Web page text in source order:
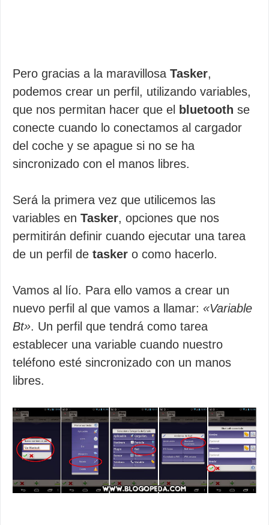
Pero gracias a la maravillosa Tasker,
podemos crear un perfil, utilizando variables,
que nos permitan hacer que el
bluetooth se
conecte cuando lo conectamos al cargador
del coche y se apague si no se ha
sincronizado con el manos libres.
Será la primera vez que utilicemos las
variables en Tasker, opciones que nos
permitirán definir cuando ejecutar una tarea
de un perfil de tasker o como hacerlo.
Vamos al lío. Para ello vamos a crear un
nuevo perfil al que vamos a llamar: «Variable
Bt». Un perfil que tendrá como tarea
establecer una variable cuando nuestro
teléfono esté sincronizado con un manos
libres.